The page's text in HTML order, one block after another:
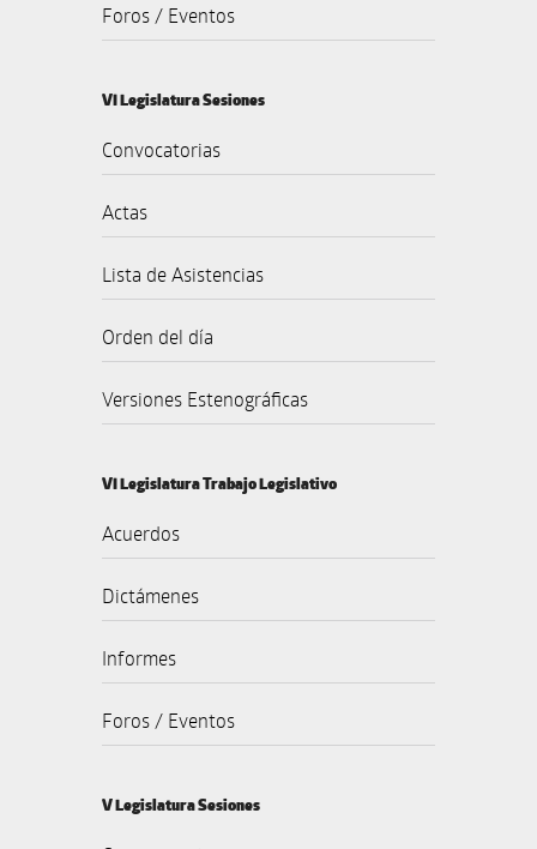
Foros / Eventos
VI Legislatura Sesiones
Convocatorias
Actas
Lista de Asistencias
Orden del día
Versiones Estenográficas
VI Legislatura Trabajo Legislativo
Acuerdos
Dictámenes
Informes
Foros / Eventos
V Legislatura Sesiones